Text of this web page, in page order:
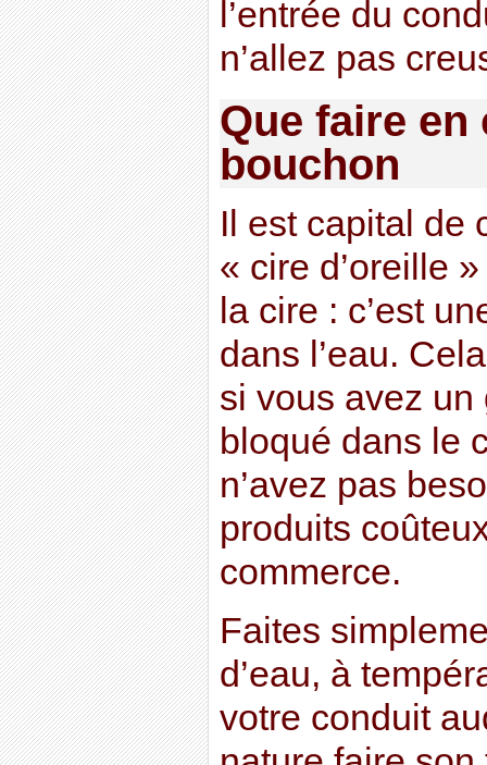
l’entrée du
n’allez pas
Que faire en
bouchon
Il est capital de
« cire d’oreille
la cire : c’est
dans l’eau.
si vous avez
bloqué dans le
n’avez pas
produits
commerce.
Faites
d’eau, à
votre conduit